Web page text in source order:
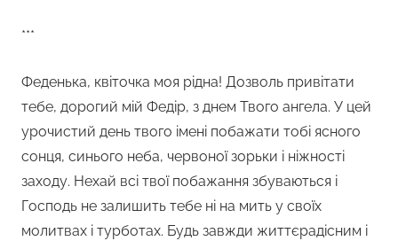
***
Феденька, квіточка моя рідна! Дозволь привітати
тебе, дорогий мій Федір, з днем Твого ангела. У цей
урочистий день твого імені побажати тобі ясного
сонця, синього неба, червоної зорьки і ніжності
заходу. Нехай всі твої побажання збуваються і
Господь не залишить тебе ні на мить у своїх
молитвах і турботах. Будь завжди життєрадісним і